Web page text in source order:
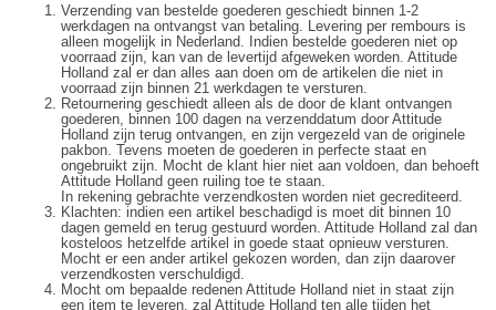
Verzending van bestelde goederen geschiedt binnen 1-2
werkdagen na ontvangst van betaling. Levering per rembours is
alleen mogelijk in Nederland. Indien bestelde goederen niet op
voorraad zijn, kan van de levertijd afgeweken worden. Attitude
Holland zal er dan alles aan doen om de artikelen die niet in
voorraad zijn binnen 21 werkdagen te versturen.
Retournering geschiedt alleen als de door de klant ontvangen
goederen, binnen 100 dagen na verzenddatum door Attitude
Holland zijn terug ontvangen, en zijn vergezeld van de originele
pakbon. Tevens moeten de goederen in perfecte staat en
ongebruikt zijn. Mocht de klant hier niet aan voldoen, dan behoeft
Attitude Holland geen ruiling toe te staan.
In rekening gebrachte verzendkosten worden niet gecrediteerd.
Klachten: indien een artikel beschadigd is moet dit binnen 10
dagen gemeld en terug gestuurd worden. Attitude Holland zal dan
kosteloos hetzelfde artikel in goede staat opnieuw versturen.
Mocht er een ander artikel gekozen worden, dan zijn daarover
verzendkosten verschuldigd.
Mocht om bepaalde redenen Attitude Holland niet in staat zijn
een item te leveren, zal Attitude Holland ten alle tijden het